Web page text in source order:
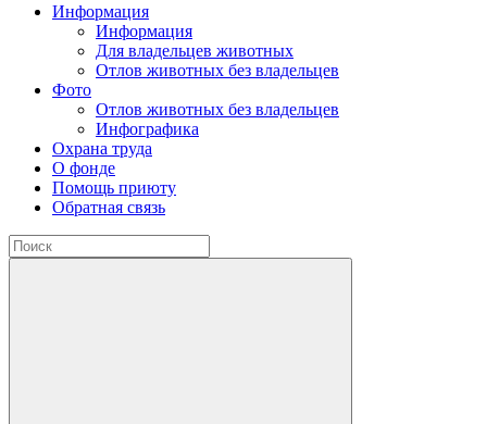
Информация
Информация
Для владельцев животных
Отлов животных без владельцев
Фото
Отлов животных без владельцев
Инфографика
Охрана труда
О фонде
Помощь приюту
Обратная связь